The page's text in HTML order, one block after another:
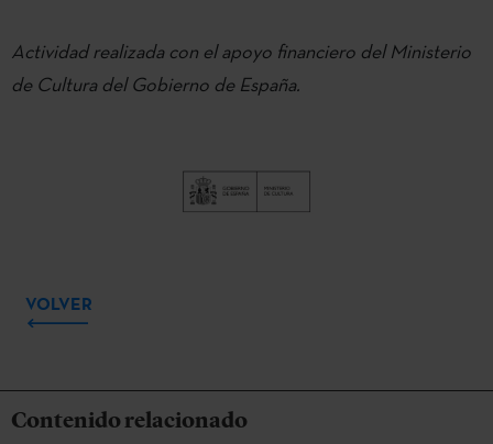
Actividad realizada con el apoyo financiero del Ministerio
de Cultura del Gobierno de España.
VOLVER
Contenido relacionado